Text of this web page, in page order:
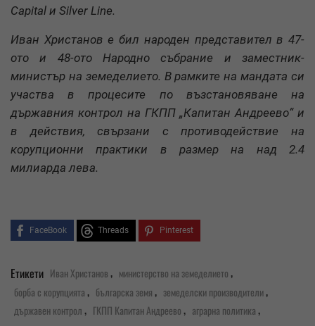
Capital и Silver Line.
Иван Христанов е бил народен представител в 47-
ото и 48-ото Народно събрание и заместник-
министър на земеделието. В рамките на мандата си
участва в процесите по възстановяване на
държавния контрол на ГКПП „Капитан Андреево“ и
в действия, свързани с противодействие на
корупционни практики в размер на над 2.4
милиарда лева.
FaceBook Threads Pinterest
Етикети Иван Христанов, министерство на земеделието,
борба с корупцията, българска земя, земеделски производители,
държавен контрол, ГКПП Капитан Андреево, аграрна политика,